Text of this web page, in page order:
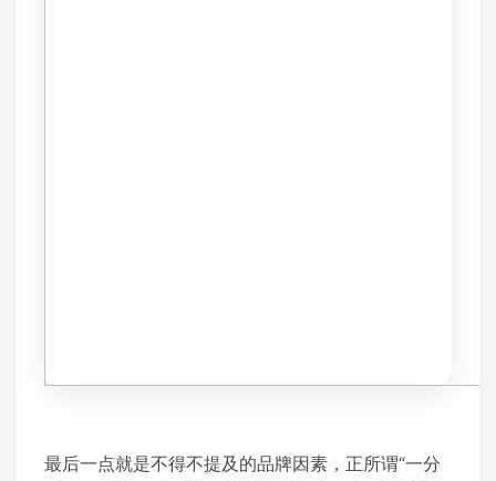
最后一点就是不得不提及的品牌因素，正所谓“一分